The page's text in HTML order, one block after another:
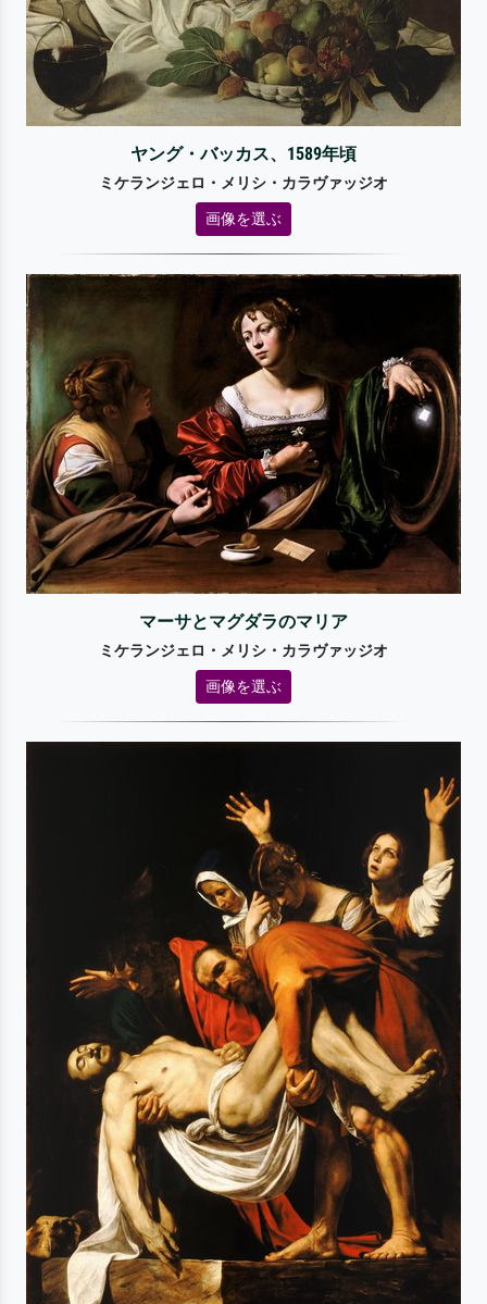
ヤング・バッカス、1589年頃
ミケランジェロ・メリシ・カラヴァッジオ
画像を選ぶ
マーサとマグダラのマリア
ミケランジェロ・メリシ・カラヴァッジオ
画像を選ぶ